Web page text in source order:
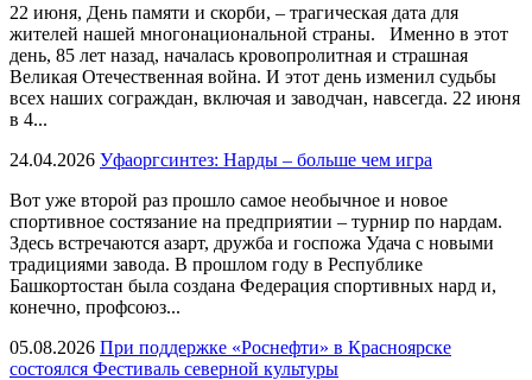
22 июня, День памяти и скорби, – трагическая дата для
жителей нашей многонациональной страны. Именно в этот
день, 85 лет назад, началась кровопролитная и страшная
Великая Отечественная война. И этот день изменил судьбы
всех наших сограждан, включая и заводчан, навсегда. 22 июня
в 4...
24.04.2026 Уфаоргсинтез: Нарды – больше чем игра
Вот уже второй раз прошло самое необычное и новое
спортивное состязание на предприятии – турнир по нардам.
Здесь встречаются азарт, дружба и госпожа Удача с новыми
традициями завода. В прошлом году в Республике
Башкортостан была создана Федерация спортивных нард и,
конечно, профсоюз...
05.08.2026 При поддержке «Роснефти» в Красноярске
состоялся Фестиваль северной культуры